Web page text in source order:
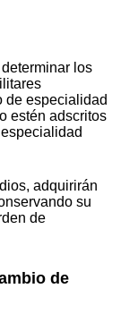
los
de especialidad
estén adscritos
adquirirán
su
de
de